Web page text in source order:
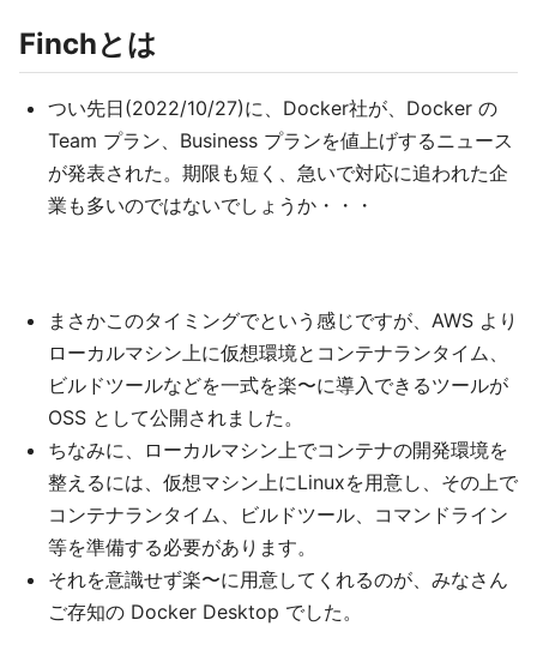
Finchとは
つい先日(2022/10/27)に、Docker社が、Docker の
Team プラン、Business プランを値上げするニュース
が発表された。期限も短く、急いで対応に追われた企
業も多いのではないでしょうか・・・
まさかこのタイミングでという感じですが、AWS より
ローカルマシン上に仮想環境とコンテナランタイム、
ビルドツールなどを一式を楽〜に導入できるツールが
OSS として公開されました。
ちなみに、ローカルマシン上でコンテナの開発環境を
整えるには、仮想マシン上にLinuxを用意し、その上で
コンテナランタイム、ビルドツール、コマンドライン
等を準備する必要があります。
それを意識せず楽〜に用意してくれるのが、みなさん
ご存知の Docker Desktop でした。